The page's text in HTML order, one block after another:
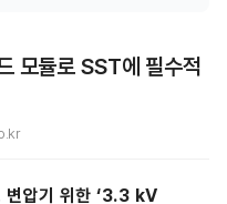
모듈로 SST에 필수적
변압기 위한 ‘3.3 kV